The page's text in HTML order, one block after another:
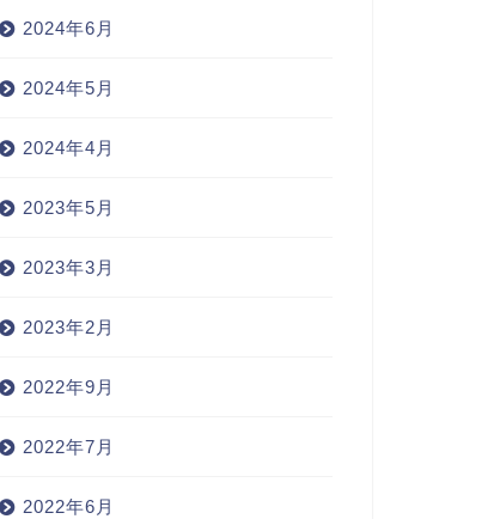
2024年6月
2024年5月
2024年4月
2023年5月
2023年3月
2023年2月
2022年9月
2022年7月
2022年6月